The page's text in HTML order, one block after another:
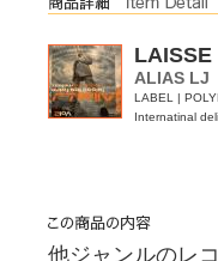
LAISSE
ALIAS LJ
LABEL |
Internatinal
他ジャンルのレ